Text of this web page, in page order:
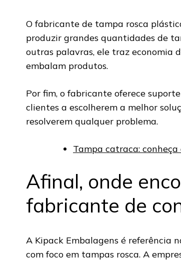
O fabricante de tampa rosca
produzir grandes quantidades de
outras palavras, ele traz economia
embalam produtos.
Por fim, o fabricante oferece
clientes a escolherem a melhor
resolverem qualquer problema.
Tampa catraca:
Afinal, onde
fabricante de
A Kipack Embalagens é referência
com foco em tampas rosca. A